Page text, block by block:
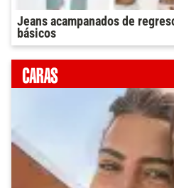
Jeans acampanados de
básicos